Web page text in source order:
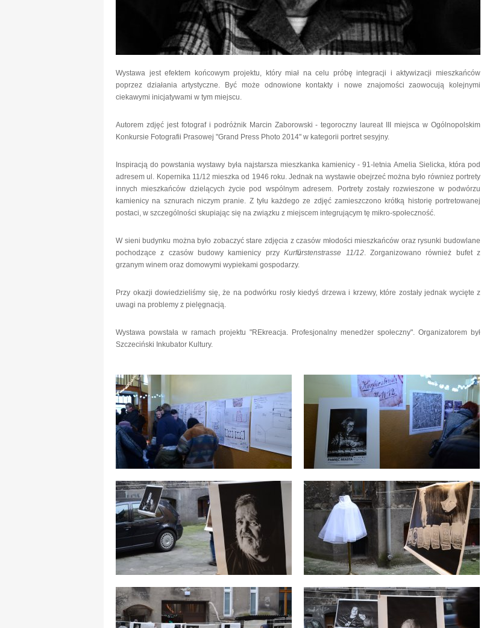
Wystawa jest efektem końcowym projektu, który miał na celu próbę integracji i aktywizacji mieszkańców
poprzez działania artystyczne. Być może odnowione kontakty i nowe znajomości zaowocują kolejnymi
ciekawymi inicjatywami w tym miejscu.
Autorem zdjęć jest fotograf i podróżnik Marcin Zaborowski - tegoroczny laureat III miejsca w Ogólnopolskim
Konkursie Fotografii Prasowej "Grand Press Photo 2014" w kategorii portret sesyjny.
Inspiracją do powstania wystawy była najstarsza mieszkanka kamienicy - 91-letnia Amelia Sielicka, która pod
adresem ul. Kopernika 11/12 mieszka od 1946 roku. Jednak na wystawie obejrzeć można było równiez portrety
innych mieszkańców dzielących życie pod wspólnym adresem. Portrety zostały rozwieszone w podwórzu
kamienicy na sznurach niczym pranie. Z tyłu każdego ze zdjęć zamieszczono krótką historię portretowanej
postaci, w szczególności skupiając się na związku z miejscem integrującym tę mikro-społeczność.
W sieni budynku można było zobaczyć stare zdjęcia z czasów młodości mieszkańców oraz rysunki budowlane
pochodzące z czasów budowy kamienicy przyKurfürstenstrasse 11/12. Zorganizowano również bufet z
grzanym winem oraz domowymi wypiekami gospodarzy.
Przy okazji dowiedzieliśmy się, że na podwórku rosły kiedyś drzewa i krzewy, które zostały jednak wycięte z
uwagi na problemy z pielęgnacją.
Wystawa powstała w ramach projektu "REkreacja. Profesjonalny menedżer społeczny". Organizatorem był
Szczeciński Inkubator Kultury.